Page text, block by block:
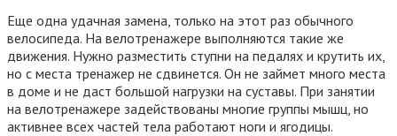
Еще одна удачная замена, только на этот раз обычного
велосипеда. На велотренажере выполняются такие же
движения. Нужно разместить ступни на педалях и крутить их,
но с места тренажер не сдвинется. Он не займет много места
в доме и не даст большой нагрузки на суставы. При занятии
на велотренажере задействованы многие группы мышц, но
активнее всех частей тела работают ноги и ягодицы.